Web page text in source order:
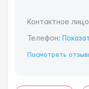
Контактное
Телефон:
Посмотреть